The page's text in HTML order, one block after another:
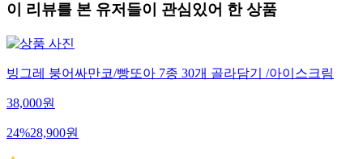
이 리뷰를 본 유저들이 관심있어 한 상품
빙그레 붕어싸만코/빵또아 7종 30개 골라담기 /아이스크림
38,000원
24%28,900원